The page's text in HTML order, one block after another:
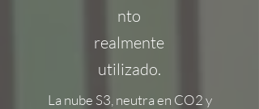
nto
realmente
utilizado.
La nube S3, neutra en CO2 y